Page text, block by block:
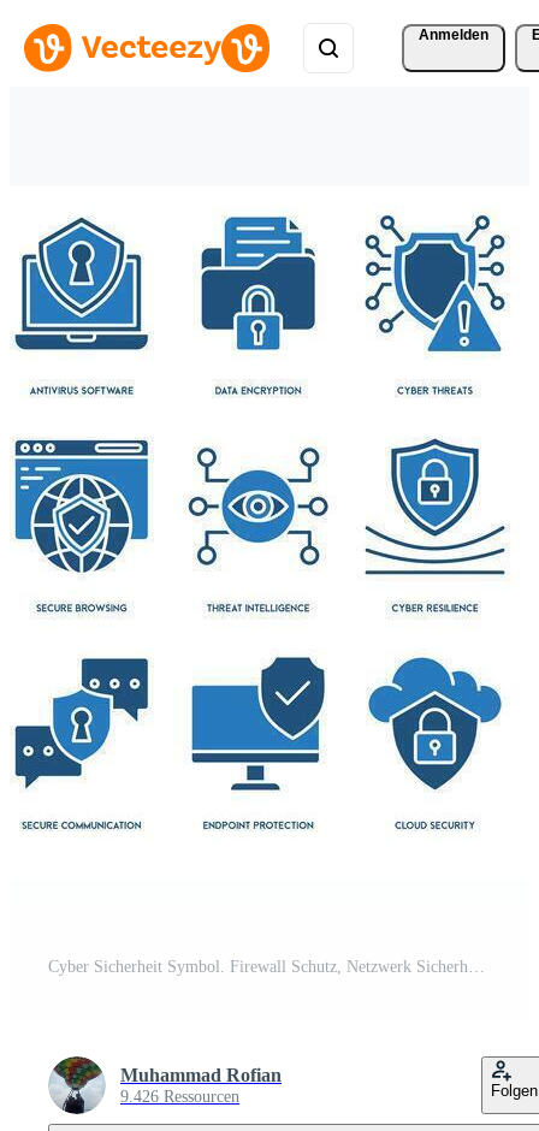
Anmelden
Cyber Sicherheit Symbol. Firewall Schutz, Netzwerk Sicherheit, Antivirus Software, Daten Verschlüsselung, Cyber Bedrohungen, Einbruch Erkennung, Sicherheit Bewusstsein Symbol Satz. Pro Vektor
Muhammad Rofian
9.426 Ressourcen Folgen